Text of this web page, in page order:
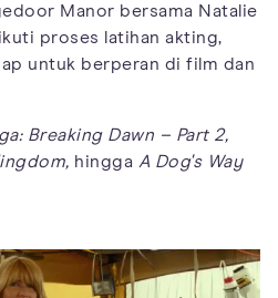
Manor bersama Natalie
proses latihan akting,
untuk berperan di film dan
Breaking Dawn – Part 2,
hingga A Dog's Way